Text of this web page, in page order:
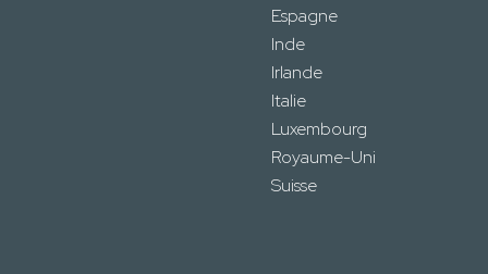
Espagne
Inde
Irlande
Italie
Luxembourg
Royaume-Uni
Suisse